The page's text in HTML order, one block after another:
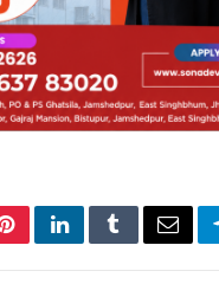
PinterestLinkedInTumblrEmail